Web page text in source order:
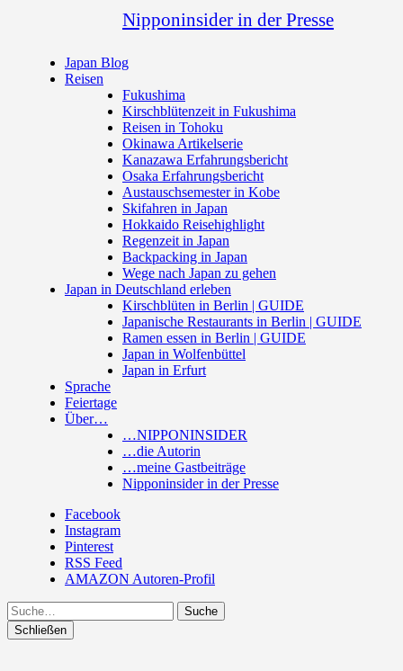
Nipponinsider in der Presse
Japan Blog
Reisen
Fukushima
Kirschblütenzeit in Fukushima
Reisen in Tohoku
Okinawa Artikelserie
Kanazawa Erfahrungsbericht
Osaka Erfahrungsbericht
Austauschsemester in Kobe
Skifahren in Japan
Hokkaido Reisehighlight
Regenzeit in Japan
Backpacking in Japan
Wege nach Japan zu gehen
Japan in Deutschland erleben
Kirschblüten in Berlin | GUIDE
Japanische Restaurants in Berlin | GUIDE
Ramen essen in Berlin | GUIDE
Japan in Wolfenbüttel
Japan in Erfurt
Sprache
Feiertage
Über…
…NIPPONINSIDER
…die Autorin
…meine Gastbeiträge
Nipponinsider in der Presse
Facebook
Instagram
Pinterest
RSS Feed
AMAZON Autoren-Profil
Suche
Schließen